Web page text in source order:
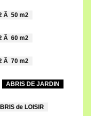
Ã 50 m2
Ã 60 m2
Ã 70 m2
ABRIS DE JARDIN
de LOISIR